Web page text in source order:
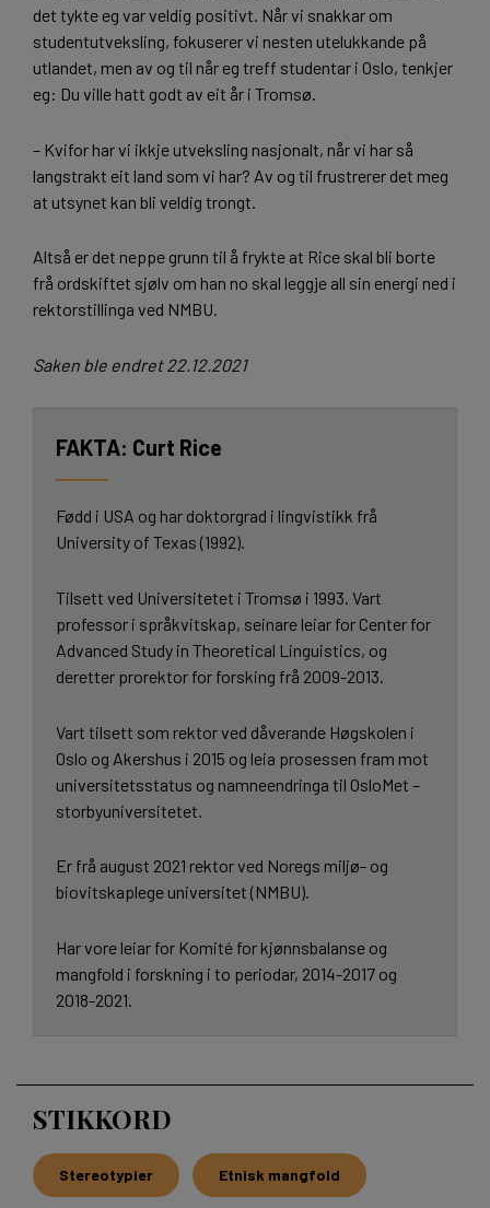
det tykte eg var veldig positivt. Når vi snakkar om
studentutveksling, fokuserer vi nesten utelukkande på
utlandet, men av og til når eg treff studentar i Oslo, tenkjer
eg: Du ville hatt godt av eit år i Tromsø.
– Kvifor har vi ikkje utveksling nasjonalt, når vi har så
langstrakt eit land som vi har? Av og til frustrerer det meg
at utsynet kan bli veldig trongt.
Altså er det neppe grunn til å frykte at Rice skal bli borte
frå ordskiftet sjølv om han no skal leggje all sin energi ned i
rektorstillinga ved NMBU.
Saken ble endret 22.12.2021
Curt Rice
Fødd i USA og har doktorgrad i lingvistikk frå
University of Texas (1992).
Tilsett ved Universitetet i Tromsø i 1993. Vart
professor i språkvitskap, seinare leiar for Center for
Advanced Study in Theoretical Linguistics, og
deretter prorektor for forsking frå 2009-2013.
Vart tilsett som rektor ved dåverande Høgskolen i
Oslo og Akershus i 2015 og leia prosessen fram mot
universitetsstatus og namneendringa til OsloMet –
storbyuniversitetet.
Er frå august 2021 rektor ved Noregs miljø- og
biovitskaplege universitet (NMBU).
Har vore leiar for Komité for kjønnsbalanse og
mangfold i forskning i to periodar, 2014-2017 og
2018-2021.
STIKKORD
Stereotypier Etnisk mangfold